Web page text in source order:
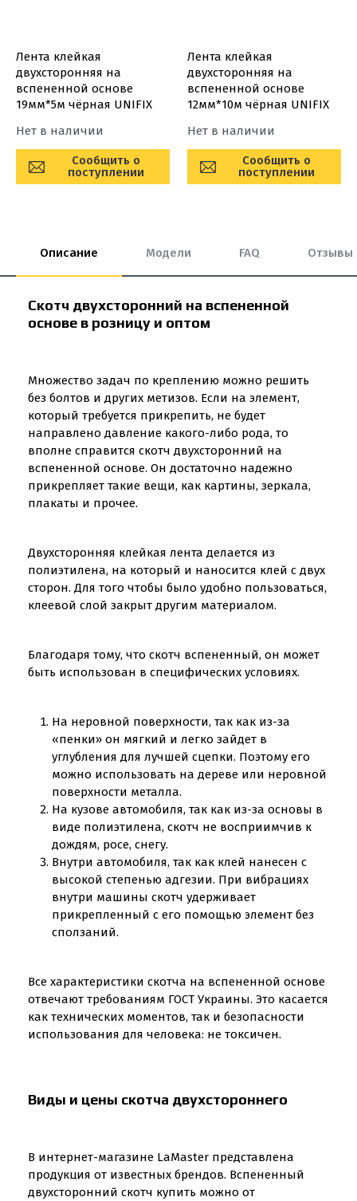
Лента клейкая
двухсторонняя на
вспененной основе
19мм*5м чёрная UNIFIX
Нет в наличии
Сообщить о
поступлении
Лента клейкая
двухсторонняя на
вспененной основе
12мм*10м чёрная UNIFIX
Нет в наличии
Сообщить о
поступлении
Описание Модели FAQ Отзывы
Скотч двухсторонний на вспененной
основе в розницу и оптом
Множество задач по креплению можно решить
без болтов и других метизов. Если на элемент,
который требуется прикрепить, не будет
направлено давление какого-либо рода, то
вполне справится скотч двухсторонний на
вспененной основе. Он достаточно надежно
прикрепляет такие вещи, как картины, зеркала,
плакаты и прочее.
Двухсторонняя клейкая лента делается из
полиэтилена, на который и наносится клей с двух
сторон. Для того чтобы было удобно пользоваться,
клеевой слой закрыт другим материалом.
Благодаря тому, что скотч вспененный, он может
быть использован в специфических условиях.
На неровной поверхности, так как из-за
«пенки» он мягкий и легко зайдет в
углубления для лучшей сцепки. Поэтому его
можно использовать на дереве или неровной
поверхности металла.
На кузове автомобиля, так как из-за основы в
виде полиэтилена, скотч не восприимчив к
дождям, росе, снегу.
Внутри автомобиля, так как клей нанесен с
высокой степенью адгезии. При вибрациях
внутри машины скотч удерживает
прикрепленный с его помощью элемент без
сползаний.
Все характеристики скотча на вспененной основе
отвечают требованиям ГОСТ Украины. Это касается
как технических моментов, так и безопасности
использования для человека: не токсичен.
Виды и цены скотча двухстороннего
В интернет-магазине LaMaster представлена
продукция от известных брендов. Вспененный
двухсторонний скотч купить можно от